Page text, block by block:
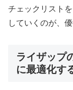
チェックリスト
していくのが、
ライザップ
に最適化す